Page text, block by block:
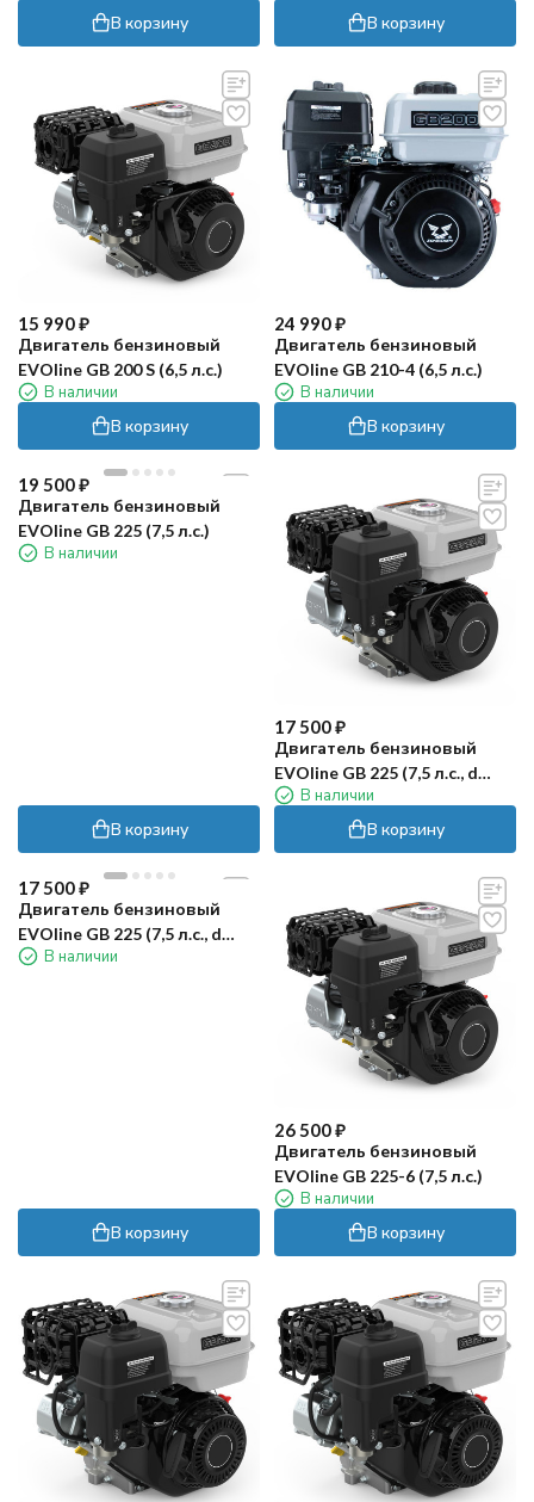
В корзину В корзину
15 990₽
Двигатель бензиновый
EVOline GB 200 S (6,5 л.с.)
В наличии
В корзину
24 990₽
Двигатель бензиновый
EVOline GB 210-4 (6,5 л.с.)
В наличии
В корзину
19 500₽
Двигатель бензиновый
EVOline GB 225 (7,5 л.с.)
В наличии
В корзину
17 500₽
Двигатель бензиновый
EVOline GB 225 (7,5 л.с., d
вала 19,05мм)
В наличии
В корзину
17 500₽
Двигатель бензиновый
EVOline GB 225 (7,5 л.с., d
вала 20мм)
В наличии
В корзину
26 500₽
Двигатель бензиновый
EVOline GB 225-6 (7,5 л.с.)
В наличии
В корзину